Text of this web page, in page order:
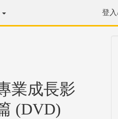
登
業成長影
(DVD)